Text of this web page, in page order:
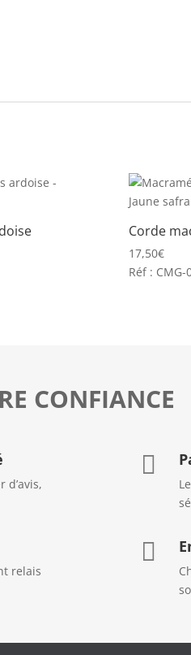
Corde
17,50€
Réf : CMG-
CONFIANCE
d’avis,
relais

